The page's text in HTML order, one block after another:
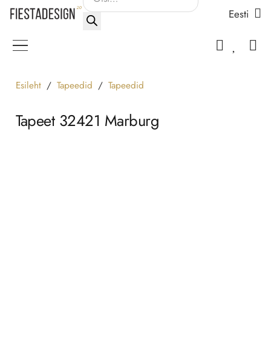
search
Eesti
Esileht / Tapeedid / Tapeedid
Tapeet 32421 Marburg